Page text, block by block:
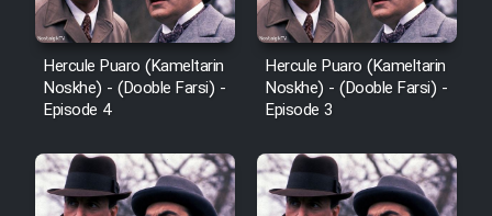
Hercule Puaro (Kameltarin
Noskhe) - (Dooble Farsi) -
Episode 4
Hercule Puaro (Kameltarin
Noskhe) - (Dooble Farsi) -
Episode 3